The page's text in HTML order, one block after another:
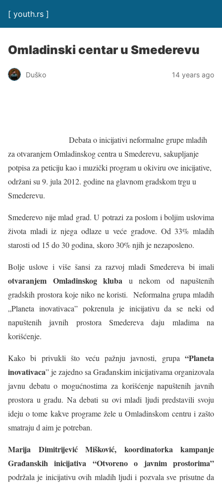
[ youth.rs ]
Omladinski centar u Smederevu
Duško 14 years ago
Debata o inicijativi neformalne grupe mladih
za otvaranjem Omladinskog centra u Smederevu, sakupljanje
potpisa za peticiju kao i muzički program u okiviru ove inicijative,
održani su 9. jula 2012. godine na glavnom gradskom trgu u
Smederevu.
Smederevo nije mlad grad. U potrazi za poslom i boljim uslovima
života mladi iz njega odlaze u veće gradove. Od 33% mladih
starosti od 15 do 30 godina, skoro 30% njih je nezaposleno.
Bolje uslove i više šansi za razvoj mladi Smedereva bi imali
otvaranjem Omladinskog kluba u nekom od napuštenih
gradskih prostora koje niko ne koristi. Neformalna grupa mladih
„Planeta inovativaca” pokrenula je inicijativu da se neki od
napuštenih javnih prostora Smedereva daju mladima na
korišćenje.
Kako bi privukli što veću pažnju javnosti, grupa “Planeta
inovativaca” je zajedno sa Građanskim inicijativama organizovala
javnu debatu o mogućnostima za korišćenje napuštenih javnih
prostora u gradu. Na debati su ovi mladi ljudi predstavili svoju
ideju o tome kakve programe žele u Omladinskom centru i zašto
smatraju d aim je potreban.
Marija Dimitrijević Mišković, koordinatorka kampanje
Građanskih inicijativa “Otvoreno o javnim prostorima”
podržala je inicijativu ovih mladih ljudi i pozvala sve prisutne da